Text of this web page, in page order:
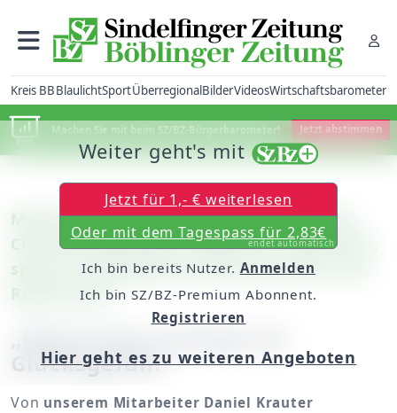
Kreis BBBlaulichtSportÜberregionalBilderVideosWirtschaftsbarometer
Machen Sie mit beim SZ/BZ-Bürgerbarometer! Jetzt abstimmen
Maichingen: Prof. Dr. Wolfgang M. Heckl,
Chef des Deutschen Museums in München,
sprach im Bürgerhaus über die Kultur des
Reparierens
Glücksgefühl“
Von unserem Mitarbeiter Daniel Krauter
Weiter geht's mit
Jetzt für 1,- € weiterlesen
Oder mit dem Tagespass für 2,83€
endet automatisch
Ich bin bereits Nutzer. Anmelden
Ich bin SZ/BZ-Premium Abonnent.
Registrieren
Hier geht es zu weiteren Angeboten